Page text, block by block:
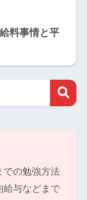
料事情と平
での勉強方法
給与などまで